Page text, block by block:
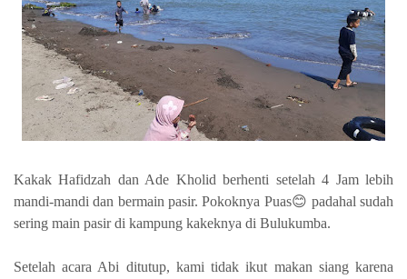
Kakak Hafidzah dan Ade Kholid berhenti setelah 4 Jam lebih
mandi-mandi dan bermain pasir. Pokoknya Puas😊 padahal sudah
sering main pasir di kampung kakeknya di Bulukumba.
Setelah acara Abi ditutup, kami tidak ikut makan siang karena